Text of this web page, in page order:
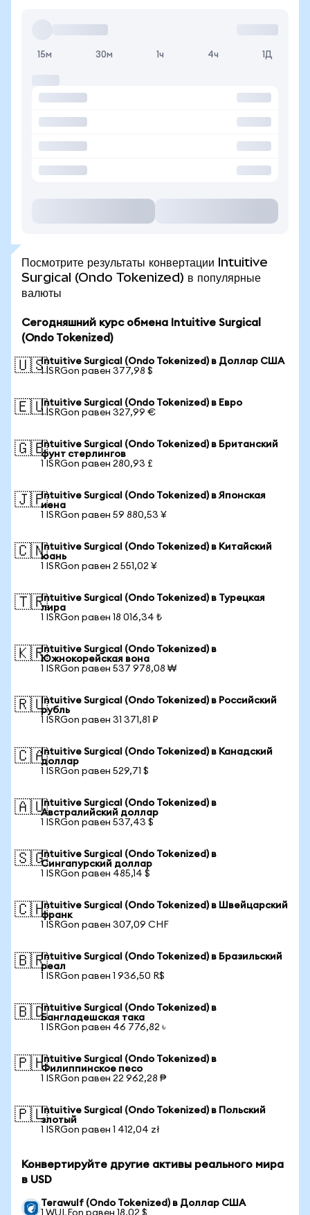
15м 30м 1ч 4ч 1Д
Посмотрите результаты конвертации Intuitive
Surgical (Ondo Tokenized) в популярные
валюты
Сегодняшний курс обмена Intuitive Surgical
(Ondo Tokenized)
🇺🇸Intuitive Surgical (Ondo Tokenized) в Доллар США
1 ISRGon равен 377,98 $
🇪🇺Intuitive Surgical (Ondo Tokenized) в Евро
1 ISRGon равен 327,99 €
🇬🇧Intuitive Surgical (Ondo Tokenized) в Британский
фунт стерлингов
1 ISRGon равен 280,93 £
🇯🇵Intuitive Surgical (Ondo Tokenized) в Японская
иена
1 ISRGon равен 59 880,53 ¥
🇨🇳Intuitive Surgical (Ondo Tokenized) в Китайский
юань
1 ISRGon равен 2 551,02 ¥
🇹🇷Intuitive Surgical (Ondo Tokenized) в Турецкая
лира
1 ISRGon равен 18 016,34 ₺
🇰🇷Intuitive Surgical (Ondo Tokenized) в
Южнокорейская вона
1 ISRGon равен 537 978,08 ₩
🇷🇺Intuitive Surgical (Ondo Tokenized) в Российский
рубль
1 ISRGon равен 31 371,81 ₽
🇨🇦Intuitive Surgical (Ondo Tokenized) в Канадский
доллар
1 ISRGon равен 529,71 $
🇦🇺Intuitive Surgical (Ondo Tokenized) в
Австралийский доллар
1 ISRGon равен 537,43 $
🇸🇬Intuitive Surgical (Ondo Tokenized) в
Сингапурский доллар
1 ISRGon равен 485,14 $
🇨🇭Intuitive Surgical (Ondo Tokenized) в Швейцарский
франк
1 ISRGon равен 307,09 CHF
🇧🇷Intuitive Surgical (Ondo Tokenized) в Бразильский
реал
1 ISRGon равен 1 936,50 R$
🇧🇩Intuitive Surgical (Ondo Tokenized) в
Бангладешская така
1 ISRGon равен 46 776,82 ৳
🇵🇭Intuitive Surgical (Ondo Tokenized) в
Филиппинское песо
1 ISRGon равен 22 962,28 ₱
🇵🇱Intuitive Surgical (Ondo Tokenized) в Польский
злотый
1 ISRGon равен 1 412,04 zł
Конвертируйте другие активы реального мира
в USD
Terawulf (Ondo Tokenized) в Доллар США
1 WULFon равен 18,02 $